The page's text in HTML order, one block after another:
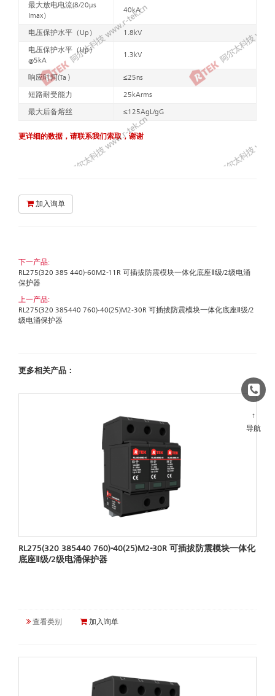
最大放电电流(8/20μs
Imax）
40kA
电压保护水平（Up）
1.8kV
电压保护水平（Up）
@5kA
1.3kV
响应时间(Ta )
≤25ns
短路耐受能力
25kArms
最大后备熔丝
≤125AgL/gG
更详细的数据，请联系我们索取，谢谢
加入询单
下一产品:
RL275(320 385 440)-60M2-11R 可插拔防震模块一体化底座Ⅱ级/2级电涌
保护器
上一产品:
RL275(320 385440 760)-40(25)M2-30R 可插拔防震模块一体化底座Ⅱ级/2
级电涌保护器
更多相关产品：
RL275(320 385440 760)-40(25)M2-30R 可插拔防震模块一体化
底座Ⅱ级/2级电涌保护器
查看类别 加入询单
↑
导航